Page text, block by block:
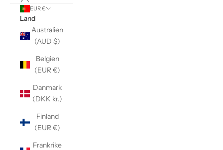
EUR €
Land
Australien
(AUD $)
Belgien
(EUR €)
Danmark
(DKK kr.)
Finland
(EUR €)
Frankrike